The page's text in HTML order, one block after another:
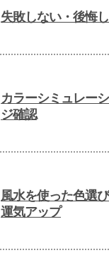
失敗しない・後悔
カラーシミュレー
ジ確認
風水を使った色選
運気アップ